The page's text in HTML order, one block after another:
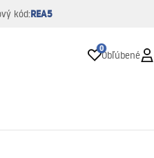
kód:REA5
0
Obľúbené